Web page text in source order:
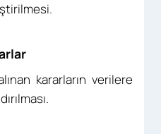
kararların verilere